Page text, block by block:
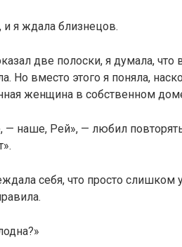
я ждала близнецов.
две полоски, я думала,
Но вместо этого я поняла,
женщина в собственном
— наше, Рей», — любил
себя, что просто слишком